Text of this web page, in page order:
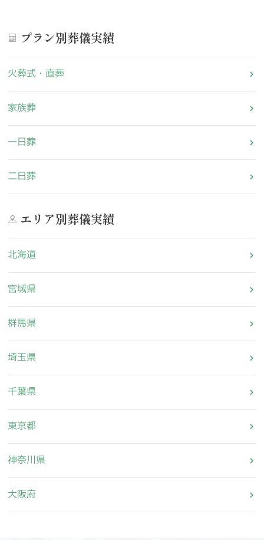
プラン別葬儀実績
火葬式・直葬
家族葬
一日葬
二日葬
エリア別葬儀実績
北海道
宮城県
群馬県
埼玉県
千葉県
東京都
神奈川県
大阪府